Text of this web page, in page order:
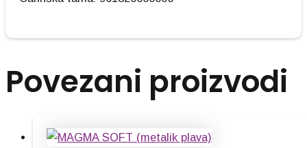
Povezani proizvodi